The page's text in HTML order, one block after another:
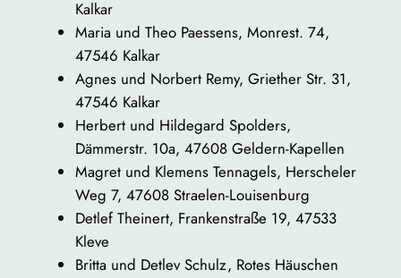
Kalkar
Maria und Theo Paessens, Monrest. 74,
47546 Kalkar
Agnes und Norbert Remy, Griether Str. 31,
47546 Kalkar
Herbert und Hildegard Spolders,
Dämmerstr. 10a, 47608 Geldern-Kapellen
Magret und Klemens Tennagels, Herscheler
Weg 7, 47608 Straelen-Louisenburg
Detlef Theinert, Frankenstraße 19, 47533
Kleve
Britta und Detlev Schulz, Rotes Häuschen